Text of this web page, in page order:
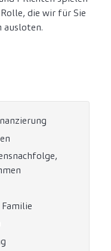
die wir für Sie
ausloten.